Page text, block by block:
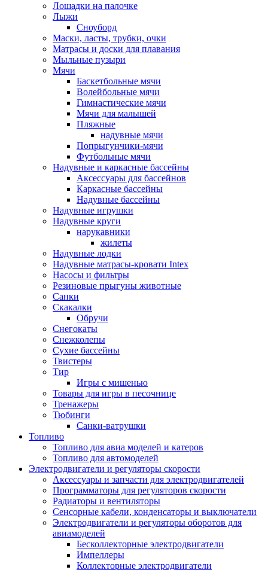
Лошадки на палочке
Лыжи
Сноуборд
Маски, ласты, трубки, очки
Матрасы и доски для плавания
Мыльные пузыри
Мячи
Баскетбольные мячи
Волейбольные мячи
Гимнастические мячи
Мячи для малышей
Пляжные
надувные мячи
Попрыгунчики-мячи
Футбольные мячи
Надувные и каркасные бассейны
Аксессуары для бассейнов
Каркасные бассейны
Надувные бассейны
Надувные игрушки
Надувные круги
нарукавники
жилеты
Надувные лодки
Надувные матрасы-кровати Intex
Насосы и фильтры
Резиновые прыгуны животные
Санки
Скакалки
Обручи
Снегокаты
Снежколепы
Сухие бассейны
Твистеры
Тир
Игры с мишенью
Товары для игры в песочнице
Тренажеры
Тюбинги
Санки-ватрушки
Топливо
Топливо для авиа моделей и катеров
Топливо для автомоделей
Электродвигатели и регуляторы скорости
Аксессуары и запчасти для электродвигателей
Программаторы для регуляторов скорости
Радиаторы и вентиляторы
Сенсорные кабели, конденсаторы и выключатели
Электродвигатели и регуляторы оборотов для
авиамоделей
Бесколлекторные электродвигатели
Импеллеры
Коллекторные электродвигатели